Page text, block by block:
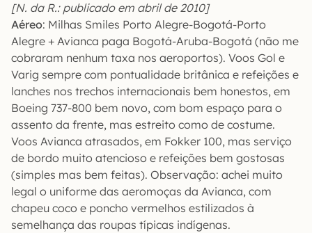
[N. da R.: publicado em abril de 2010]
Aéreo: Milhas Smiles Porto Alegre-Bogotá-Porto
Alegre + Avianca paga Bogotá-Aruba-Bogotá (não me
cobraram nenhum taxa nos aeroportos). Voos Gol e
Varig sempre com pontualidade britânica e refeições e
lanches nos trechos internacionais bem honestos, em
Boeing 737-800 bem novo, com bom espaço para o
assento da frente, mas estreito como de costume.
Voos Avianca atrasados, em Fokker 100, mas serviço
de bordo muito atencioso e refeições bem gostosas
(simples mas bem feitas). Observação: achei muito
legal o uniforme das aeromoças da Avianca, com
chapeu coco e poncho vermelhos estilizados à
semelhança das roupas típicas indígenas.